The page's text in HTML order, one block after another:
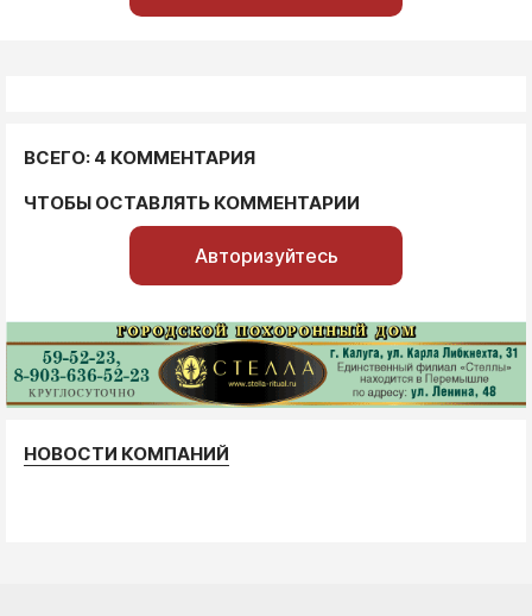
ВСЕГО: 4 КОММЕНТАРИЯ
ЧТОБЫ ОСТАВЛЯТЬ КОММЕНТАРИИ
Авторизуйтесь
НОВОСТИ КОМПАНИЙ